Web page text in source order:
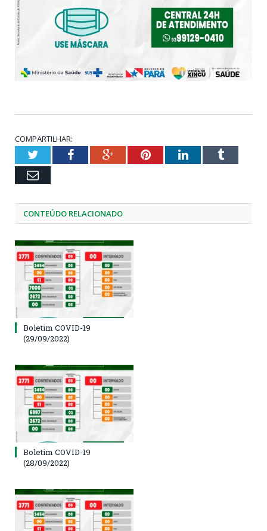
COMPARTILHAR:
TwitterFacebookGoogle+PinterestLinkedInTumblr
Email
CONTEÚDO RELACIONADO
Boletim COVID-19
(29/09/2022)
Boletim COVID-19
(28/09/2022)